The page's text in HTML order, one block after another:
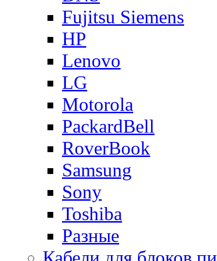
Fujitsu Siemens
HP
Lenovo
LG
Motorola
PackardBell
RoverBook
Samsung
Sony
Toshiba
Разные